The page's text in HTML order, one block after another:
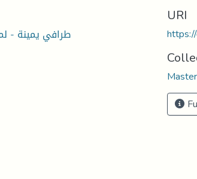
طرافي يمينة -
URI